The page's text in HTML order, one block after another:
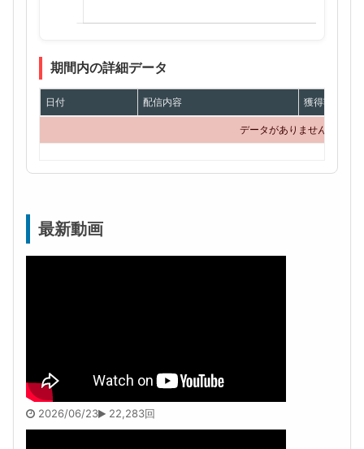
期間内の詳細データ
日付 配信内容 獲得額
データがありません
最新動画
2026/06/23 22,283回